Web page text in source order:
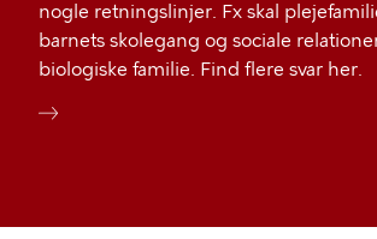
nogle retningslinjer. Fx skal
barnets skolegang og sociale
biologiske familie. Find flere svar her.